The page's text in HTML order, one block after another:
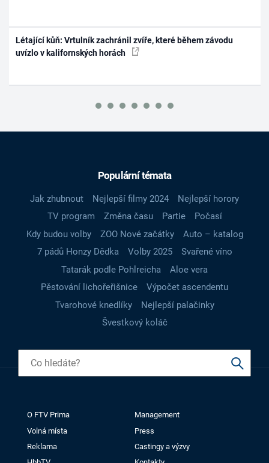
Létající kůň: Vrtulník zachránil zvíře, které během závodu
uvízlo v kalifornských horách
Populární témata
Jak zhubnout Nejlepší filmy 2024
Nejlepší horory
TV program
Změna času Partie
Počasí
Kdy budou volby
ZOO Nové začátky
Auto – katalog
7 pádů Honzy Dědka
Volby 2025
Svařené víno
Tatarák podle Pohlreicha
Aloe vera
Pěstování lichořeřišnice
Výpočet ascendentu
Tvarohové knedlíky
Nejlepší palačinky
Švestkový koláč
O FTV Prima
Management
Volná místa
Press
Reklama
Castingy a výzvy